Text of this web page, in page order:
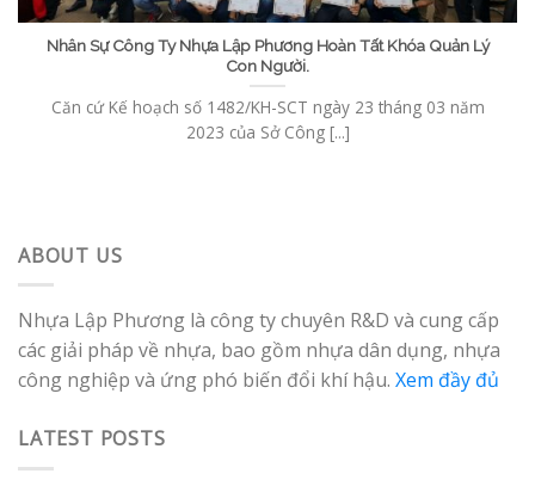
Nhân Sự Công Ty Nhựa Lập Phương Hoàn Tất Khóa Quản Lý
Con Người.
Căn cứ Kế hoạch số 1482/KH-SCT ngày 23 tháng 03 năm
2023 của Sở Công [...]
ABOUT US
Nhựa Lập Phương là công ty chuyên R&D và cung cấp
các giải pháp về nhựa, bao gồm nhựa dân dụng, nhựa
công nghiệp và ứng phó biến đổi khí hậu. Xem đầy đủ
LATEST POSTS